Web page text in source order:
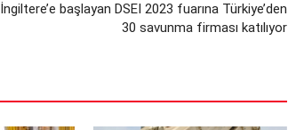
İngiltere’e başlayan DSEI 2023 fuarına Türkiye’den
30 savunma firması katılıyor